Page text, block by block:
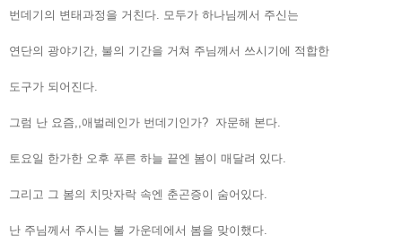
번데기의 변태과정을 거친다. 모두가 하나님께서 주신는
연단의 광야기간, 불의 기간을 거쳐 주님께서 쓰시기에 적합한
도구가 되어진다.
그럼 난 요즘,,애벌레인가 번데기인가? 자문해 본다.
토요일 한가한 오후 푸른 하늘 끝엔 봄이 매달려 있다.
그리고 그 봄의 치맛자락 속엔 춘곤증이 숨어있다.
난 주님께서 주시는 불 가운데에서 봄을 맞이했다.